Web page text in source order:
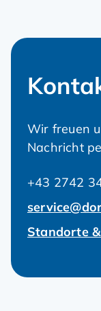
Wir freuen
Nachricht
+43 2742
Standorte